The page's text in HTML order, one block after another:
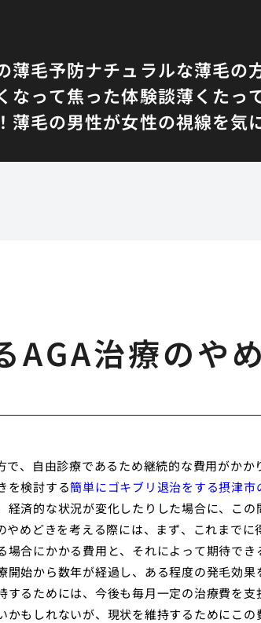
薄毛予防ナチュラルな薄毛の
なって焦った体験談薄くたっ
薄毛の男性が女性の視線を気
AGA治療のや
、自由診療であるため継続的な費用がかか
を検討する簡単にゴキブリ退治をする摂津市
済的な状況が変化したりした場合に、この
めどきを考える際には、まず、これまでに
合にかかる費用と、それによって期待でき
始から数年が経過し、ある程度の発毛効
るためには、今後も毎月一定の治療費を支
もしれないが、現状を維持するためにこ